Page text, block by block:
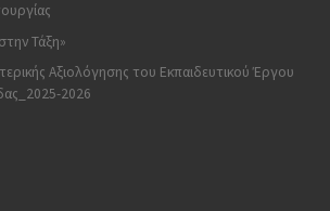
Τάξη»
Αξιολόγησης του Εκπαιδευτικού Έργου
2026